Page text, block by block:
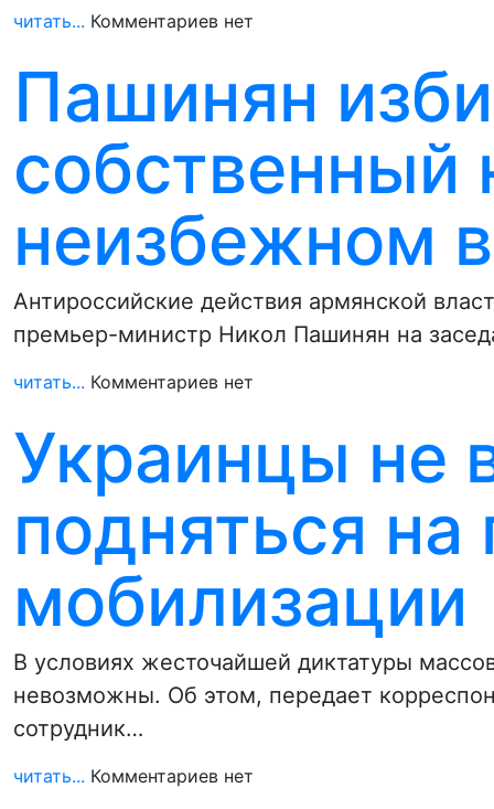
читать... Комментариев нет
Пашинян
собственный
неизбежном
Антироссийские действия армянской
премьер-министр Никол Пашинян на
читать... Комментариев нет
Украинцы не
подняться на
мобилизации
В условиях жесточайшей диктатуры
невозможны. Об этом, передает
сотрудник…
читать... Комментариев нет